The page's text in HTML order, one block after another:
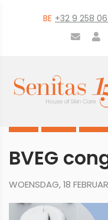
BE +32 9 258
HOME EVENTS IN-DE-
BVEG
WOENSDAG, 18